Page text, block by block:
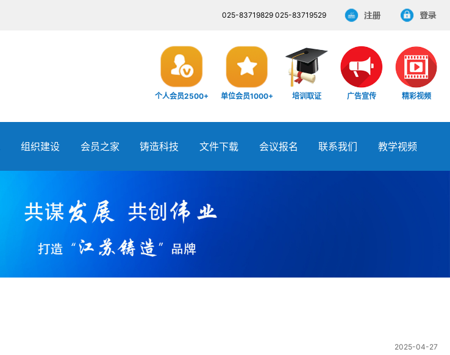
025-83719829 025-83719529
个人会员2500+ 单位会员1000+ 培训取证 广告宣传 精彩视频
组织建设 会员之家 铸造科技 文件下载 会议报名 联系我们 教学视频
2025-04-27